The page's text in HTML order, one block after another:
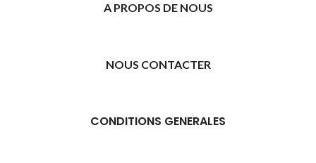
A PROPOS DE NOUS
NOUS CONTACTER
CONDITIONS GENERALES